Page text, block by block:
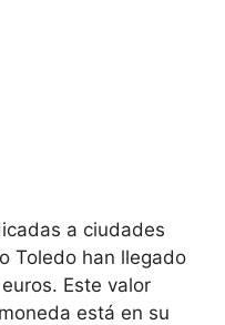
a ciudades
Toledo han llegado
Este valor
está en su